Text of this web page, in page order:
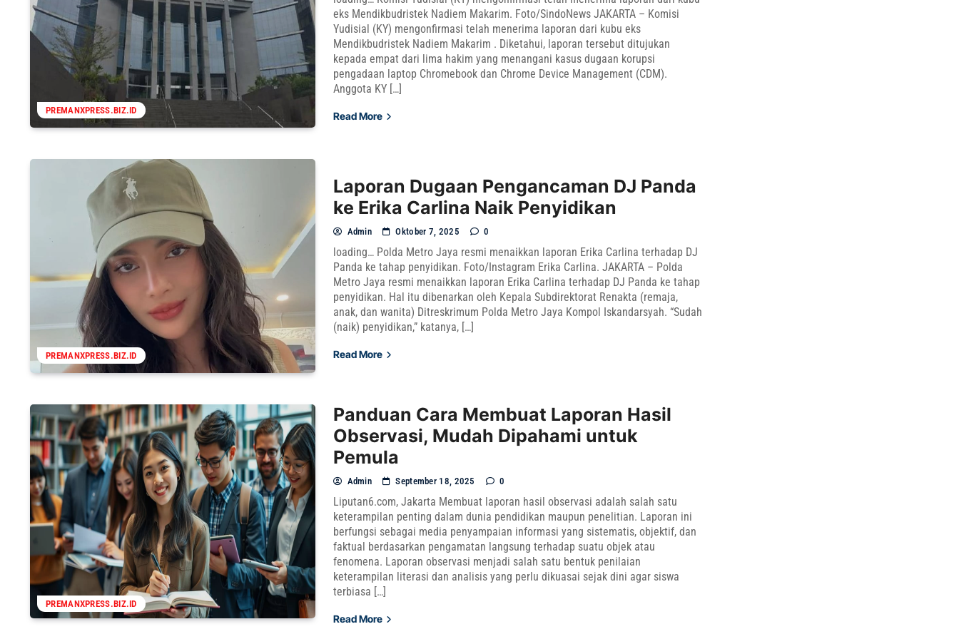
PREMANXPRESS.BIZ.ID
eks Mendikbudristek Nadiem Makarim. Foto/SindoNews JAKARTA – Komisi
Yudisial (KY) mengonfirmasi telah menerima laporan dari kubu eks
Mendikbudristek Nadiem Makarim . Diketahui, laporan tersebut ditujukan
kepada empat dari lima hakim yang menangani kasus dugaan korupsi
pengadaan laptop Chromebook dan Chrome Device Management (CDM).
Anggota KY […]
Read More
PREMANXPRESS.BIZ.ID
Laporan Dugaan Pengancaman DJ Panda
ke Erika Carlina Naik Penyidikan
Admin Oktober 7, 2025 0
loading… Polda Metro Jaya resmi menaikkan laporan Erika Carlina terhadap DJ
Panda ke tahap penyidikan. Foto/Instagram Erika Carlina. JAKARTA – Polda
Metro Jaya resmi menaikkan laporan Erika Carlina terhadap DJ Panda ke tahap
penyidikan. Hal itu dibenarkan oleh Kepala Subdirektorat Renakta (remaja,
anak, dan wanita) Ditreskrimum Polda Metro Jaya Kompol Iskandarsyah. “Sudah
(naik) penyidikan,” katanya, […]
Read More
PREMANXPRESS.BIZ.ID
Panduan Cara Membuat Laporan Hasil
Observasi, Mudah Dipahami untuk
Pemula
Admin September 18, 2025 0
Liputan6.com, Jakarta Membuat laporan hasil observasi adalah salah satu
keterampilan penting dalam dunia pendidikan maupun penelitian. Laporan ini
berfungsi sebagai media penyampaian informasi yang sistematis, objektif, dan
faktual berdasarkan pengamatan langsung terhadap suatu objek atau
fenomena. Laporan observasi menjadi salah satu bentuk penilaian
keterampilan literasi dan analisis yang perlu dikuasai sejak dini agar siswa
terbiasa […]
Read More